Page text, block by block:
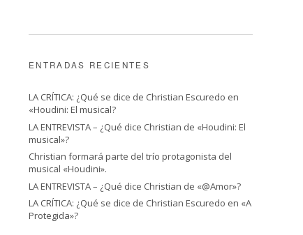
ENTRADAS RECIENTES
LA CRÍTICA: ¿Qué se dice de Christian Escuredo en
«Houdini: El musical?
LA ENTREVISTA – ¿Qué dice Christian de «Houdini: El
musical»?
Christian formará parte del trío protagonista del
musical «Houdini».
LA ENTREVISTA – ¿Qué dice Christian de «@Amor»?
LA CRÍTICA: ¿Qué se dice de Christian Escuredo en «A
Protegida»?